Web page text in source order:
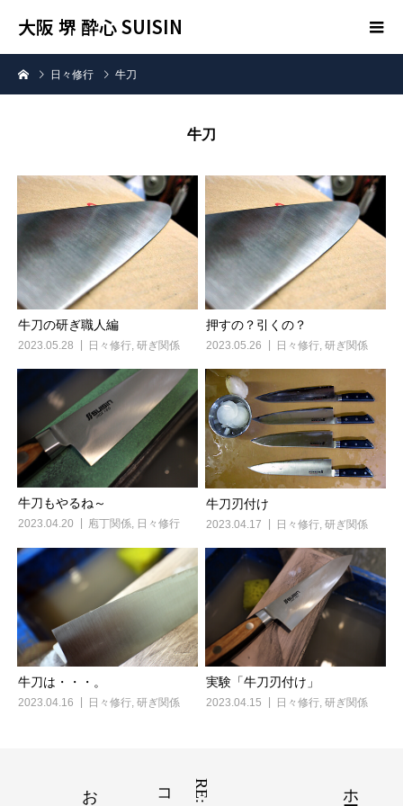
大阪 堺 酔心 SUISIN
日々修行 牛刀
牛刀
牛刀の研ぎ職人編
2023.05.28 日々修行 研ぎ関係
押すの？引くの？
2023.05.26 日々修行 研ぎ関係
牛刀もやるね～
2023.04.20 庖丁関係 日々修行
牛刀刃付け
2023.04.17 日々修行, 研ぎ関係
牛刀は・・・。
2023.04.16 日々修行, 研ぎ関係
実験「牛刀刃付け」
2023.04.15 日々修行, 研ぎ関係
ホーム